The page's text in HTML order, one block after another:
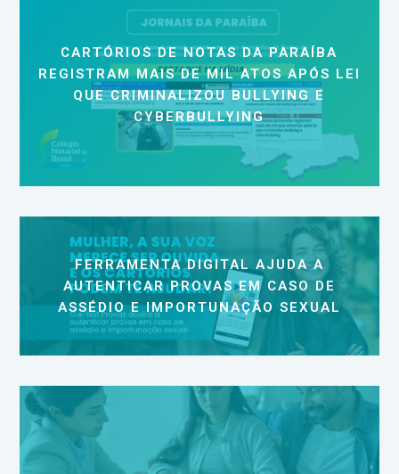
CARTÓRIOS DE NOTAS DA PARAÍBA
REGISTRAM MAIS DE MIL ATOS APÓS LEI
QUE CRIMINALIZOU BULLYING E
CYBERBULLYING
FERRAMENTA DIGITAL AJUDA A
AUTENTICAR PROVAS EM CASO DE
ASSÉDIO E IMPORTUNAÇÃO SEXUAL